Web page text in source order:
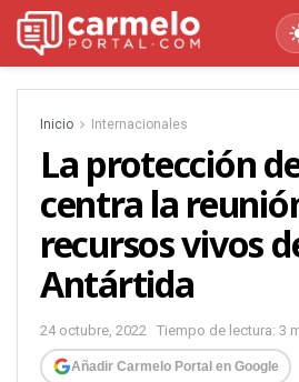
Inicio Internacionales
La protección
centra la
recursos vivos
Antártida
24 octubre, 2022 Tiempo de lectura: 3
Añadir Carmelo Portal en Google